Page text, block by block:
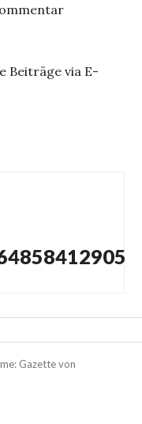
Beiträge via E-
Gazette von